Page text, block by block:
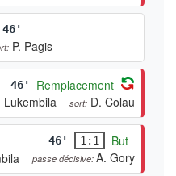
46'
P. Pagis
46' Remplacement
Lukembila sort: D. Colau
46' 1:1
But
passe décisive:A. Gory